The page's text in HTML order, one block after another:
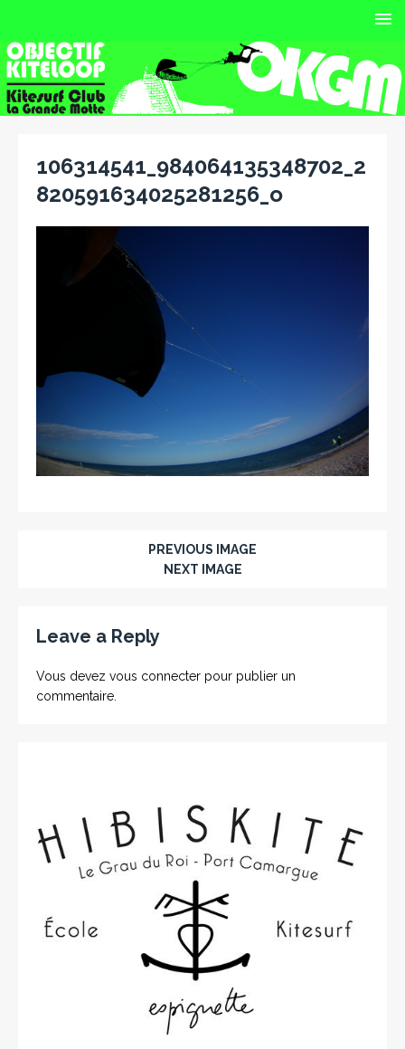
106314541_984064135348702_2
820591634025281256_o
PREVIOUS IMAGE
NEXT IMAGE
Leave a Reply
Vous devez vous connecter pour publier un
commentaire.